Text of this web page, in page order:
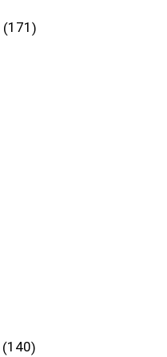
171
140